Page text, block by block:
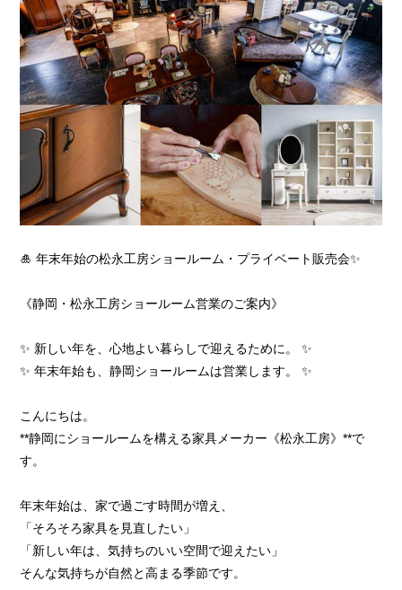
🎍 年末年始の松永工房ショールーム・プライベート販売会✨
《静岡・松永工房ショールーム営業のご案内》
✨ 新しい年を、心地よい暮らしで迎えるために。 ✨
✨ 年末年始も、静岡ショールームは営業します。 ✨
こんにちは。
**静岡にショールームを構える家具メーカー《松永工房》**で
す。
年末年始は、家で過ごす時間が増え、
「そろそろ家具を見直したい」
「新しい年は、気持ちのいい空間で迎えたい」
そんな気持ちが自然と高まる季節です。